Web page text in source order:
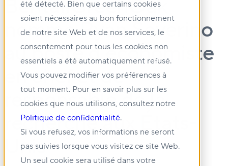
été détecté. Bien que certains cookies
soient nécessaires au bon fonctionnement
de notre site Web et de nos services, le
consentement pour tous les cookies non
essentiels a été automatiquement refusé.
Vous pouvez modifier vos préférences à
tout moment. Pour en savoir plus sur les
cookies que nous utilisons, consultez notre
Politique de confidentialité.
Si vous refusez, vos informations ne seront
pas suivies lorsque vous visitez ce site Web.
Un seul cookie sera utilisé dans votre
BentallGreenOak
nomme Ryan Severino
au poste d’économiste
en chef et de
responsable de la
recherche aux États-
Unis